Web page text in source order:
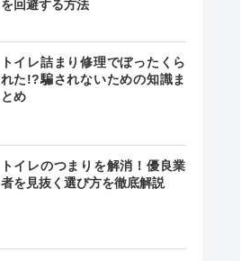
を回避する方法
トイレ詰まり修理でぼったくら
れた!?騙されないための知識ま
とめ
トイレのつまりを解消！優良業
者を見抜く選び方を徹底解説